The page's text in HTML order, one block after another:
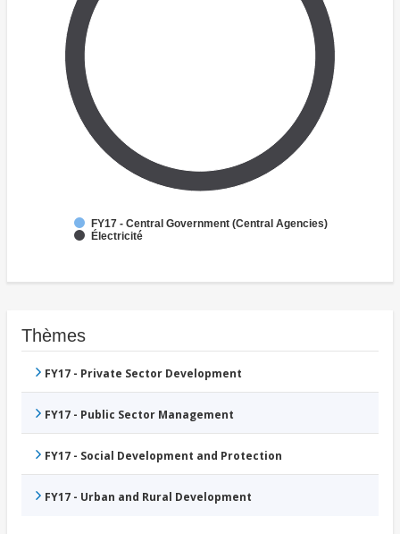
FY17 - Central Government (Central Agencies)
Électricité
Thèmes
FY17 - Private Sector Development
FY17 - Public Sector Management
FY17 - Social Development and Protection
FY17 - Urban and Rural Development